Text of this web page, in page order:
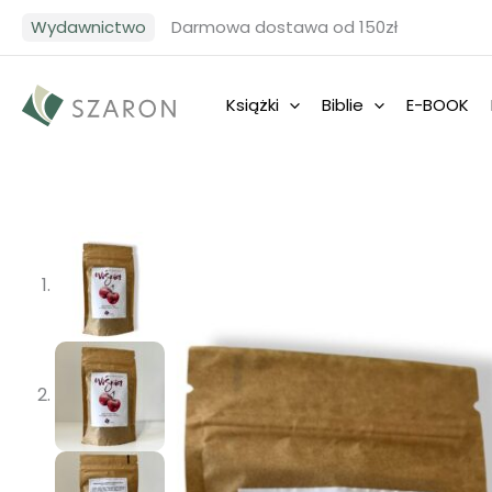
Wydawnictwo Darmowa dostawa od 150zł
Książki Biblie E-BOOK